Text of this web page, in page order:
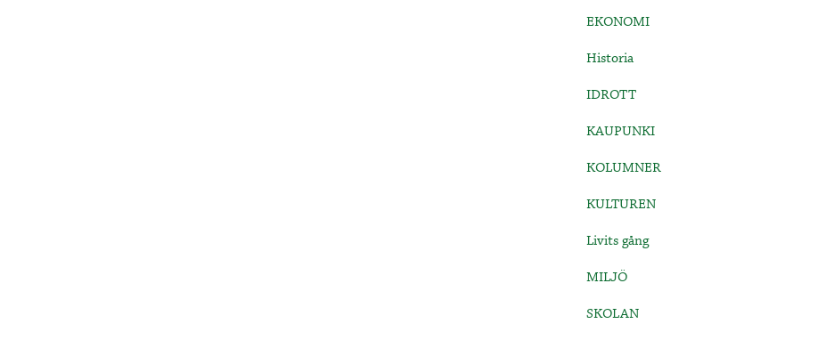
EKONOMI
Historia
IDROTT
KAUPUNKI
KOLUMNER
KULTUREN
Livits gång
MILJÖ
SKOLAN